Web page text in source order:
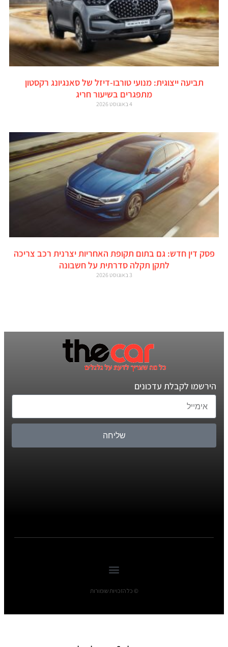
תביעה ייצוגית: מנועי טורבו-דיזל של סאנגיונג רקסטון
מתפגרים בשיעור חריג
4 באוגוסט 2026
פסק דין חדש: גם בתום תקופת האחריות יצרנית רכב צריכה
לתקן תקלה סדרתית על חשבונה
3 באוגוסט 2026
הירשמו לקבלת עדכונים
שליחה
© כל הזכויות שומורות